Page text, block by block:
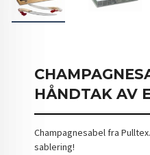
HÅNDTAK AV
Champagnesabel fra
sablering!